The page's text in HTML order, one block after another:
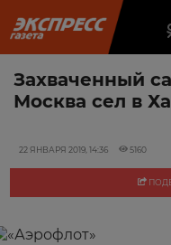
Захваченный
Москва сел в
22 ЯНВАРЯ 2019, 14:36 5160